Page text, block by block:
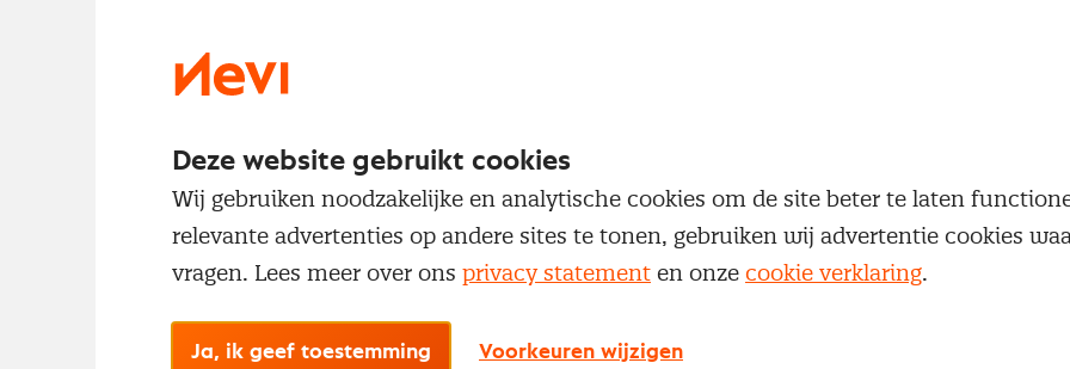
Nog geen Nevi account?
Deze website gebruikt cookies
Wij gebruiken noodzakelijke en analytische cookies om de site beter te laten
relevante advertenties op andere sites te tonen, gebruiken wij advertentie cookies
vragen. Lees meer over ons privacy statement en onze cookie verklaring.
Ja, ik geef toestemming Voorkeuren wijzigen